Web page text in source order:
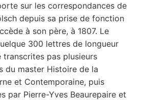
sur les correspondances de
depuis sa prise de fonction
à son père, à 1807. Le
300 lettres de longueur
pas plusieurs
du master Histoire de la
et Contemporaine, puis
par Pierre-Yves Beaurepaire et